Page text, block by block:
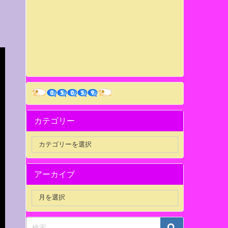
カテゴリー
アーカイブ